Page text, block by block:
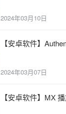
2024年03月10日
【安卓软件】
2024年03月07日
【安卓软件】MX